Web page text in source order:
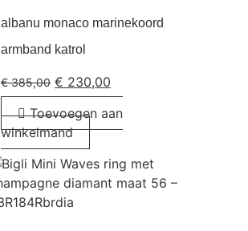
albanu monaco marinekoord
armband katrol
€385,00 € 230,00
Toevoegen aan
winkelmand